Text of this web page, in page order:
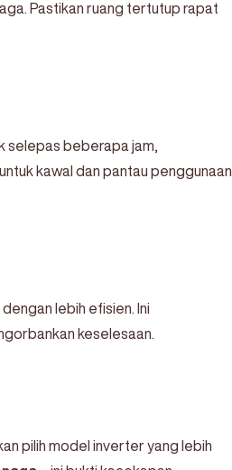
Pastikan ruang tertutup rapat
selepas beberapa jam,
untuk kawal dan pantau penggunaan
lebih efisien. Ini
keselesaan.
pilih model inverter yang lebih